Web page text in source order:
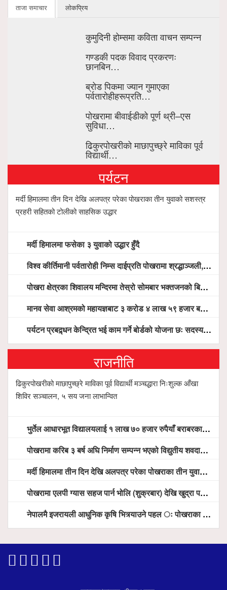
ताजा समाचार लोकप्रिय
कुमुदिनी होम्समा कविता वाचन सम्पन्न
गण्डकी पदक विवाद प्रकरणः
छानबिन…
ब्रोड पिकमा ज्यान गुमाएका
पर्वतारोहीहरूप्रति…
पोखरामा बीवाईडीको पूर्ण थ्री–एस
सुविधा…
ढिकुरपोखरीको माछापुच्छ्रे माविका पूर्व
विद्यार्थी…
पर्यटन
मर्दी हिमालमा तीन दिन देखि अलपत्र परेका पोखराका तीन युवाको सशस्त्र
प्रहरी सहितको टोलीको साहसिक उद्धार
मर्दी हिमालमा फसेका ३ युवाको उद्धार हुँदै
विश्व कीर्तिमानी पर्वतारोही निम्स दाईप्रति पोखरामा श्रद्धाञ्जली, दीप प्रज्वलन गर्दै योगदानको प्रशंसा (भिडियो सहित)
पोखरा क्षेत्रका शिवालय मन्दिरमा तेस्रो सोमबार भक्तजनको बिहानैदेखि घुइँचो
मानव सेवा आश्रमको महायज्ञबाट ३ करोड ४ लाख ५९ हजार बचत, १ करोड ४४ लाख उठ्न बाँकी, विना संचार माध्यम तर प्रचार प्रसारमै भयो १९ लाख खर्च !
पर्यटन प्रबद्र्धन केन्द्रित भई काम गर्ने बोर्डको योजना छः सदस्य पोखरेल, चलिय पोखरालाई थप प्रभावकारी बनाउन होटल संघको माग
राजनीति
ढिकुरपोखरीको माछापुच्छ्रे माविका पूर्व विद्यार्थी मञ्चद्धारा निःशुल्क आँखा
शिविर सञ्चालन, ५ सय जना लाभान्वित
भुर्तेल आधारभूत विद्यालयलाई १ लाख ७० हजार रुपैयाँ बराबरका शैक्षिक सामग्री हस्तान्तरण
पोखरामा करिब ३ बर्ष अघि निर्माण सम्पन्न भएको विद्युतीय शवदाह गृह अझै संचालनमा आउन सकेन, तत्काल संचालन गर्न स्थानियको माग
मर्दी हिमालमा तीन दिन देखि अलपत्र परेका पोखराका तीन युवाको सशस्त्र प्रहरी सहितको टोलीको साहसिक उद्धार
पोखरामा एलपी ग्यास सहज पार्न भोलि (शुक्रबार) देखि खुद्रा पसलबाटै बिक्रि वितरण हुने, स्टोर नगर्न आग्रह
नेपालमै इजरायली आधुनिक कृषि भित्र्याउने पहल ः पोखराका मेयर धनराज आचार्य र इजरायली राजदूतबीच सहकार्य विस्तारको संकेत